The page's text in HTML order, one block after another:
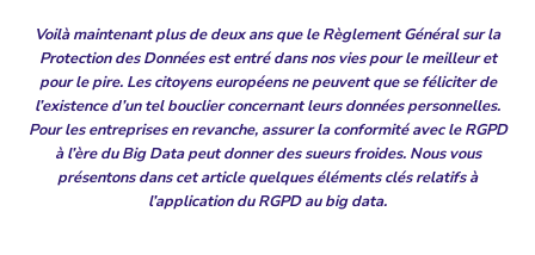
Voilà maintenant plus de deux ans que le Règlement Général sur la
Protection des Données est entré dans nos vies pour le meilleur et
pour le pire. Les citoyens européens ne peuvent que se féliciter de
l’existence d’un tel bouclier concernant leurs données personnelles.
Pour les entreprises en revanche, assurer la conformité avec le RGPD
à l’ère du Big Data peut donner des sueurs froides. Nous vous
présentons dans cet article quelques éléments clés relatifs à
l’application du RGPD au big data.